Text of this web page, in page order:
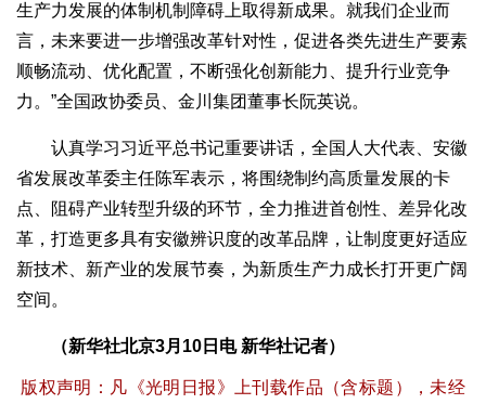
生产力发展的体制机制障碍上取得新成果。就我们企业而
言，未来要进一步增强改革针对性，促进各类先进生产要素
顺畅流动、优化配置，不断强化创新能力、提升行业竞争
力。”全国政协委员、金川集团董事长阮英说。
认真学习习近平总书记重要讲话，全国人大代表、安徽
省发展改革委主任陈军表示，将围绕制约高质量发展的卡
点、阻碍产业转型升级的环节，全力推进首创性、差异化改
革，打造更多具有安徽辨识度的改革品牌，让制度更好适应
新技术、新产业的发展节奏，为新质生产力成长打开更广阔
空间。
（新华社北京3月10日电 新华社记者）
版权声明：凡《光明日报》上刊载作品（含标题），未经